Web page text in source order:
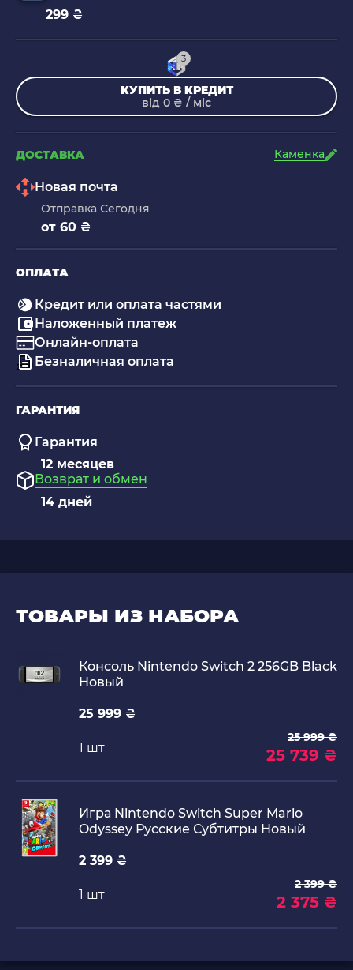
299 ₴
КУПИТЬ В КРЕДИТ
від 0 ₴ / міс
3
ДОСТАВКА Каменка
Новая почта
Отправка Сегодня
от 60 ₴
ОПЛАТА
Кредит или оплата частями
Наложенный платеж
Онлайн-оплата
Безналичная оплата
ГАРАНТИЯ
Гарантия
12 месяцев
Возврат и обмен
14 дней
ТОВАРЫ ИЗ НАБОРА
Консоль Nintendo Switch 2 256GB Black
Новый
25 999 ₴
1 шт
25 999 ₴
25 739 ₴
Игра Nintendo Switch Super Mario
Odyssey Русские Субтитры Новый
2 399 ₴
1 шт
2 399 ₴
2 375 ₴